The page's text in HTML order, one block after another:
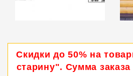
Скидки до 50% на
старину". Сумма заказа